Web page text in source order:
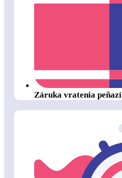
Záruka vratenia peňazí